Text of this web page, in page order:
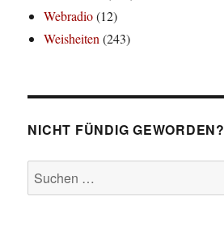
Webradio(12)
Weisheiten(243)
NICHT FÜNDIG GEWORDEN?
Suchen
nach: